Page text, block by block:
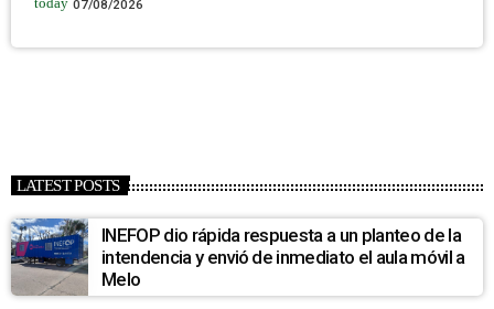
today 07/08/2026
LATEST POSTS
INEFOP dio rápida respuesta a un planteo de la
intendencia y envió de inmediato el aula móvil a
Melo